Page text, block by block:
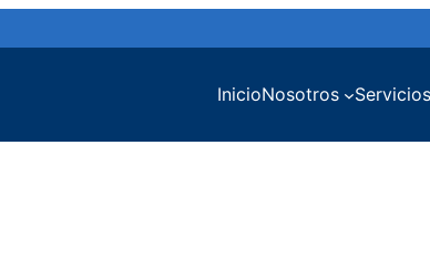
InicioNosotros Servicios